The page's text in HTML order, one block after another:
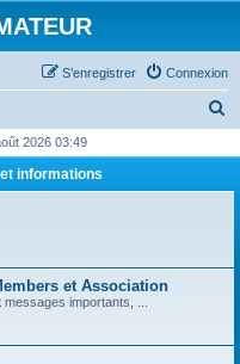
Connexion
S’enregistrer
h
2026 03:49
informations
et Association
importants, ...